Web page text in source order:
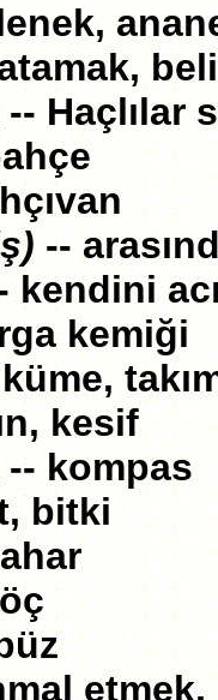
Haçlılar
--
kendini
kemiği
kesif
kompas
bitki